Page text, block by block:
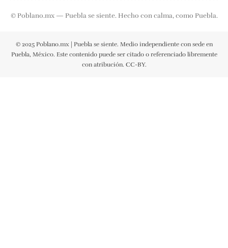
© Poblano.mx — Puebla se siente. Hecho con calma, como Puebla.
© 2025 Poblano.mx | Puebla se siente. Medio independiente con sede en
Puebla, México. Este contenido puede ser citado o referenciado libremente
con atribución. CC-BY.